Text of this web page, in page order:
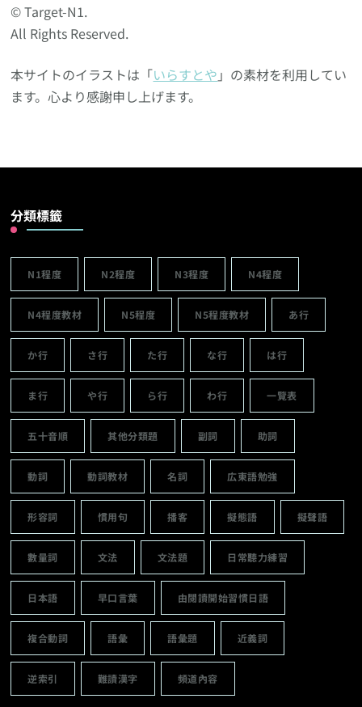
© Target-N1.
All Rights Reserved.
本サイトのイラストは「いらすとや 」の素材を利用してい
ます。心より感謝申し上げます。
分類標籤
N1程度 N2程度 N3程度 N4程度
N4程度教材 N5程度 N5程度教材 あ行
か行 さ行 た行 な行 は行
ま行 や行 ら行 わ行 一覽表
五十音順 其他分類題 副詞 助詞
動詞 動詞教材 名詞 広東語勉強
形容詞 慣用句 播客 擬態語 擬聲語
數量詞 文法 文法題 日常聽力練習
日本語 早口言葉 由閱讀開始習慣日語
複合動詞 語彙 語彙題 近義詞
逆索引 難讀漢字 頻道內容